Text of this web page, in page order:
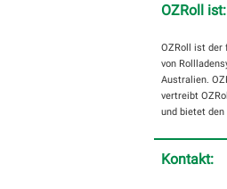
OZRoll ist:
OZRoll ist der
von
Australien.
vertreibt
und bietet den
Kontakt: